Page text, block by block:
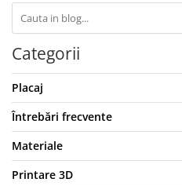
Categorii
Placaj
Întrebări frecvente
Materiale
Printare 3D